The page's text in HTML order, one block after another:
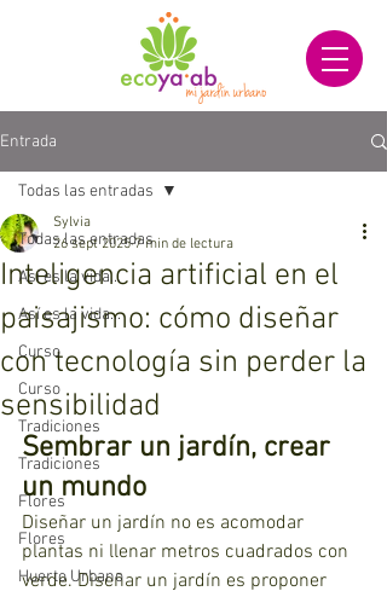
Entrada
Todas las entradas
Así es la vida...
Así es la vida...
Curso
Curso
Tradiciones
Tradiciones
Flores
Flores
Huerto Urbano
Todas las entradas
Inteligencia artificial en el
paisajismo: cómo diseñar
con tecnología sin perder la
sensibilidad
Sylvia
26 sept 2025 7 min de lectura
Sembrar un jardín, crear
un mundo
Diseñar un jardín no es acomodar
plantas ni llenar metros cuadrados con
verde. Diseñar un jardín es proponer